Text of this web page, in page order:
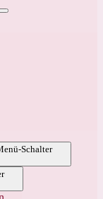
Schalter